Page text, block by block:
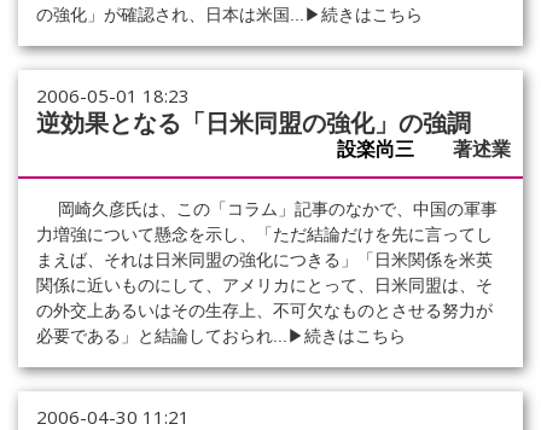
の強化」が確認され、日本は米国...
▶続きはこちら
2006-05-01 18:23
逆効果となる「日米同盟の強化」の強調
設楽尚三 著述業
岡崎久彦氏は、この「コラム」記事のなかで、中国の軍事
力増強について懸念を示し、「ただ結論だけを先に言ってし
まえば、それは日米同盟の強化につきる」「日米関係を米英
関係に近いものにして、アメリカにとって、日米同盟は、そ
の外交上あるいはその生存上、不可欠なものとさせる努力が
必要である」と結論しておられ...
▶続きはこちら
2006-04-30 11:21